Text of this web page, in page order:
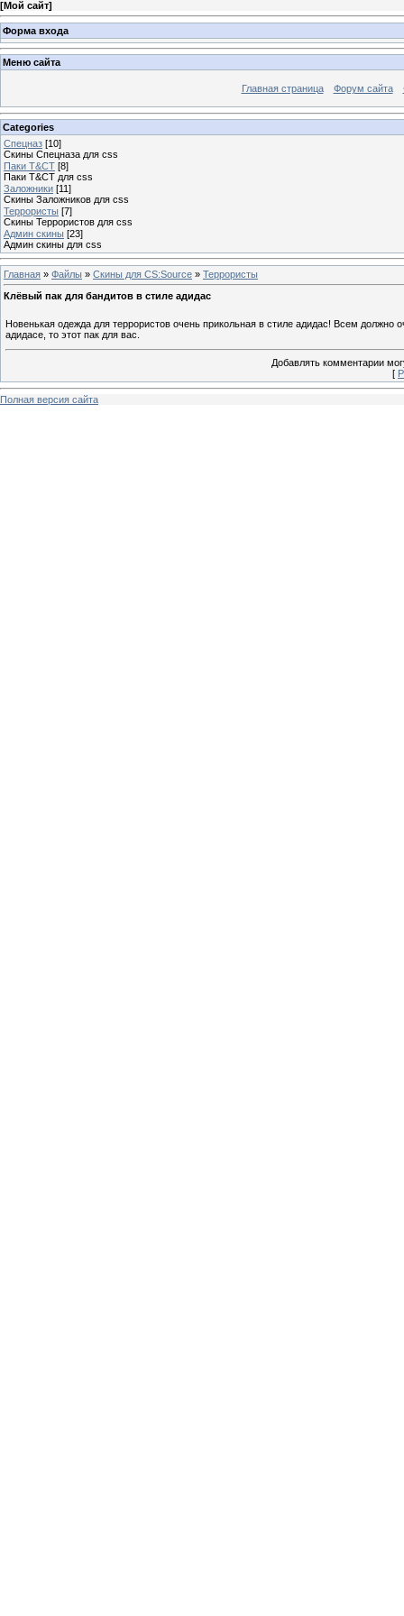
[Мой сайт]
Форма входа
Меню сайта
Главная страница Форум сайта
Categories
Спецназ [10]
Скины Спецназа для css
Паки T&CT [8]
Паки T&CT для css
Заложники [11]
Скины Заложников для css
Террористы [7]
Скины Террористов для css
Админ скины [23]
Админ скины для css
Главная » Файлы » Скины для CS:Source » Террористы
Клёвый пак для бандитов в стиле aдидас
Новенькая одежда для террористов очень прикольная в стиле адидас! Всем должно
адидасе, то этот пак для вас.
Добавлять комментарии
[
Полная версия сайта